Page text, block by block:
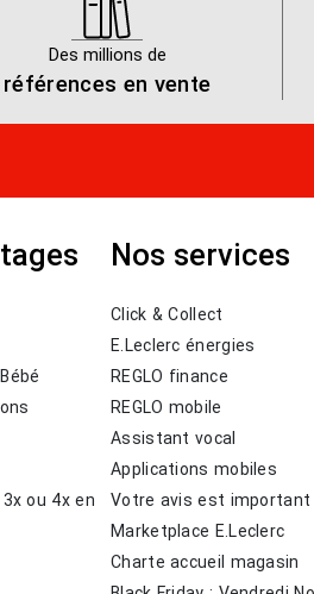
Des millions de
références en vente
ou 4x en
Nos services
Click & Collect
E.Leclerc énergies
REGLO finance
REGLO mobile
Assistant vocal
Applications mobiles
Votre avis est important
Marketplace E.Leclerc
Charte accueil magasin